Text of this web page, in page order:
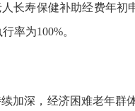
长寿保健补助经费年初
率为100%。
加深，经济困难老年群